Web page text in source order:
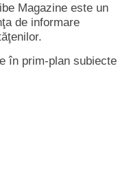
Magazine este un
de informare
în prim-plan subiecte
email